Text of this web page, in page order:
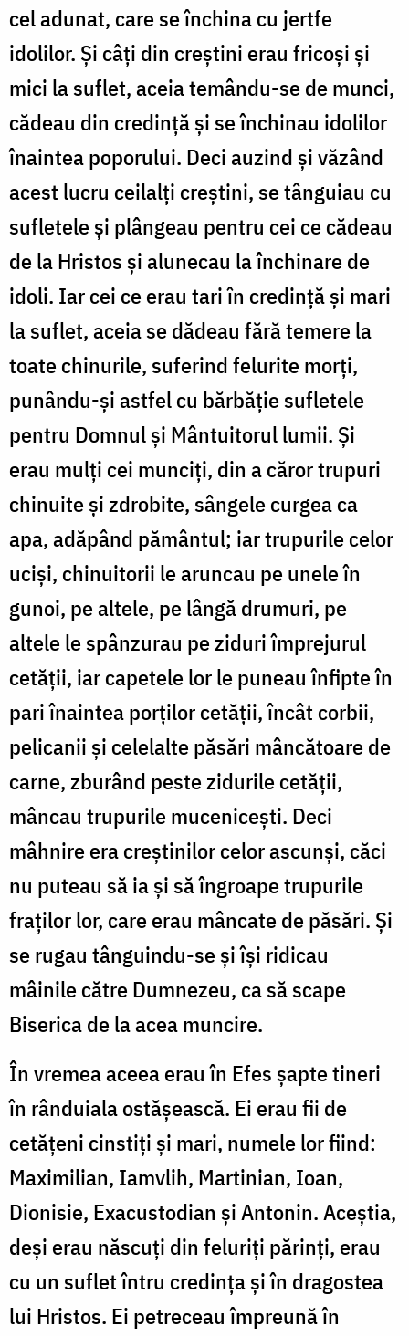
cel adunat, care se închina cu jertfe
idolilor. Și câți din creștini erau fricoși și
mici la suflet, aceia temându-se de munci,
cădeau din credință și se închinau idolilor
înaintea poporului. Deci auzind și văzând
acest lucru ceilalți creștini, se tânguiau cu
sufletele și plângeau pentru cei ce cădeau
de la Hristos și alunecau la închinare de
idoli. Iar cei ce erau tari în credință și mari
la suflet, aceia se dădeau fără temere la
toate chinurile, suferind felurite morți,
punându-și astfel cu bărbăție sufletele
pentru Domnul și Mântuitorul lumii. Și
erau mulți cei munciți, din a căror trupuri
chinuite și zdrobite, sângele curgea ca
apa, adăpând pământul; iar trupurile celor
uciși, chinuitorii le aruncau pe unele în
gunoi, pe altele, pe lângă drumuri, pe
altele le spânzurau pe ziduri împrejurul
cetății, iar capetele lor le puneau înfipte în
pari înaintea porților cetății, încât corbii,
pelicanii și celelalte păsări mâncătoare de
carne, zburând peste zidurile cetății,
mâncau trupurile mucenicești. Deci
mâhnire era creștinilor celor ascunși, căci
nu puteau să ia și să îngroape trupurile
fraților lor, care erau mâncate de păsări. Și
se rugau tânguindu-se și își ridicau
mâinile către Dumnezeu, ca să scape
Biserica de la acea muncire.
În vremea aceea erau în Efes șapte tineri
în rânduiala ostășească. Ei erau fii de
cetățeni cinstiți și mari, numele lor fiind:
Maximilian, Iamvlih, Martinian, Ioan,
Dionisie, Exacustodian și Antonin. Aceștia,
deși erau născuți din feluriți părinți, erau
cu un suflet întru credința și în dragostea
lui Hristos. Ei petreceau împreună în